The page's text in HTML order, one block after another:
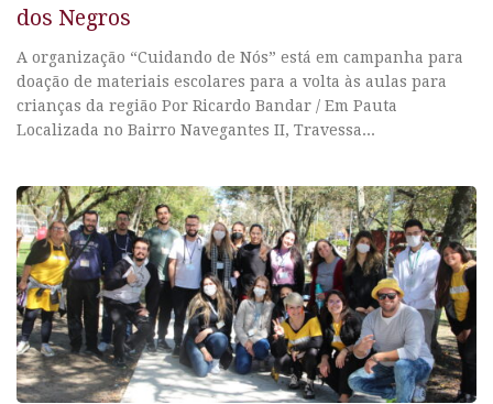
dos Negros
A organização “Cuidando de Nós” está em campanha para
doação de materiais escolares para a volta às aulas para
crianças da região Por Ricardo Bandar / Em Pauta
Localizada no Bairro Navegantes II, Travessa...